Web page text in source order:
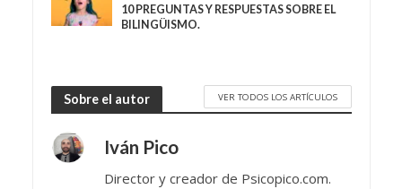
10 PREGUNTAS Y RESPUESTAS SOBRE EL
BILINGÜISMO.
Sobre el autor VER TODOS LOS ARTÍCULOS
Iván Pico
Director y creador de Psicopico.com.